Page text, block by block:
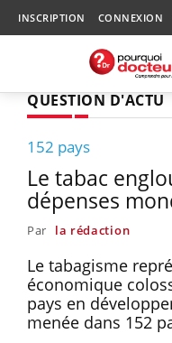
INSCRIPTION CONNEXION
QUESTION D'ACTU
152 pays
Le tabac
dépenses
Par la rédaction
Le tabagisme
économique
pays en
menée dans 152